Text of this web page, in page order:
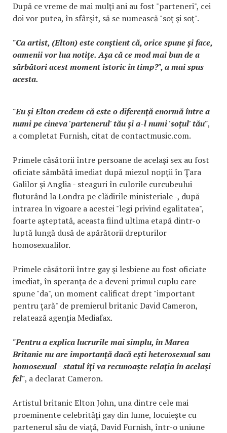
După ce vreme de mai mulţi ani au fost "parteneri", cei
doi vor putea, în sfârşit, să se numească "soţ şi soţ".
"Ca artist, (Elton) este conştient că, orice spune şi face,
oamenii vor lua notiţe. Aşa că ce mod mai bun de a
sărbători acest moment istoric în timp?", a mai spus
acesta.
"Eu şi Elton credem că este o diferenţă enormă între a
numi pe cineva 'partenerul' tău şi a-l numi 'soţul' tău",
a completat Furnish, citat de contactmusic.com.
Primele căsătorii între persoane de acelaşi sex au fost
oficiate sâmbătă imediat după miezul nopţii în Ţara
Galilor şi Anglia - steaguri în culorile curcubeului
fluturând la Londra pe clădirile ministeriale -, după
intrarea în vigoare a acestei "legi privind egalitatea",
foarte aşteptată, aceasta fiind ultima etapă dintr-o
luptă lungă dusă de apărătorii drepturilor
homosexualilor.
Primele căsătorii între gay şi lesbiene au fost oficiate
imediat, în speranţa de a deveni primul cuplu care
spune "da", un moment calificat drept "important
pentru ţară" de premierul britanic David Cameron,
relatează agenția Mediafax.
"Pentru a explica lucrurile mai simplu, în Marea
Britanie nu are importanţă dacă eşti heterosexual sau
homosexual - statul îţi va recunoaşte relaţia în acelaşi
fel", a declarat Cameron.
Artistul britanic Elton John, una dintre cele mai
proeminente celebrităţi gay din lume, locuieşte cu
partenerul său de viaţă, David Furnish, într-o uniune